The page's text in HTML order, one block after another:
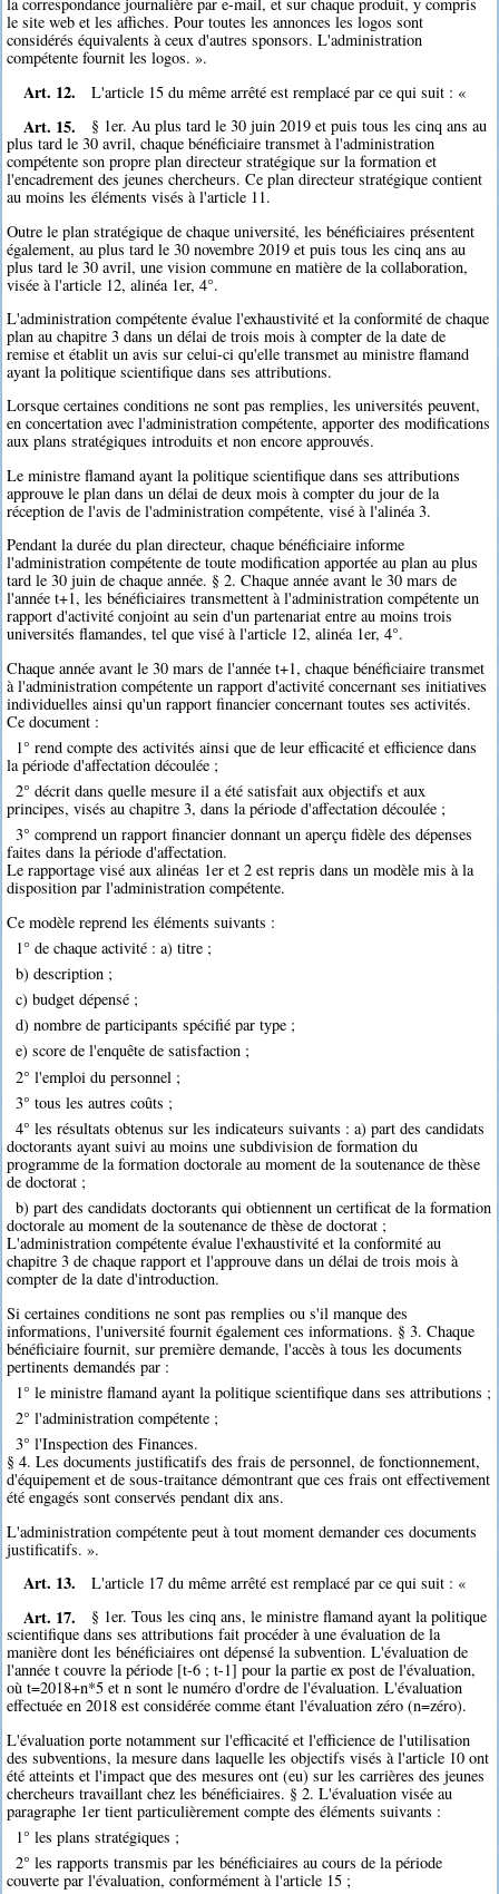
la correspondance journalière par e-mail, et sur chaque produit, y compris
le site web et les affiches. Pour toutes les annonces les logos sont
considérés équivalents à ceux d'autres sponsors. L'administration
compétente fournit les logos. ».
Art. 12. L'article 15 du même arrêté est remplacé par ce qui suit : «
Art. 15.
§ 1er. Au plus tard le 30 juin 2019 et puis tous les cinq ans au
plus tard le 30 avril, chaque bénéficiaire transmet à l'administration
compétente son propre plan directeur stratégique sur la formation et
l'encadrement des jeunes chercheurs. Ce plan directeur stratégique contient
au moins les éléments visés à l'article 11.
Outre le plan stratégique de chaque université, les bénéficiaires présentent
également, au plus tard le 30 novembre 2019 et puis tous les cinq ans au
plus tard le 30 avril, une vision commune en matière de la collaboration,
visée à l'article 12, alinéa 1er, 4°.
L'administration compétente évalue l'exhaustivité et la conformité de chaque
plan au chapitre 3 dans un délai de trois mois à compter de la date de
remise et établit un avis sur celui-ci qu'elle transmet au ministre flamand
ayant la politique scientifique dans ses attributions.
Lorsque certaines conditions ne sont pas remplies, les universités peuvent,
en concertation avec l'administration compétente, apporter des modifications
aux plans stratégiques introduits et non encore approuvés.
Le ministre flamand ayant la politique scientifique dans ses attributions
approuve le plan dans un délai de deux mois à compter du jour de la
réception de l'avis de l'administration compétente, visé à l'alinéa 3.
Pendant la durée du plan directeur, chaque bénéficiaire informe
l'administration compétente de toute modification apportée au plan au plus
tard le 30 juin de chaque année. § 2. Chaque année avant le 30 mars de
l'année t+1, les bénéficiaires transmettent à l'administration compétente un
rapport d'activité conjoint au sein d'un partenariat entre au moins trois
universités flamandes, tel que visé à l'article 12, alinéa 1er, 4°.
Chaque année avant le 30 mars de l'année t+1, chaque bénéficiaire transmet
à l'administration compétente un rapport d'activité concernant ses initiatives
individuelles ainsi qu'un rapport financier concernant toutes ses activités.
Ce document :
1° rend compte des activités ainsi que de leur efficacité et efficience dans
la période d'affectation découlée ;
2° décrit dans quelle mesure il a été satisfait aux objectifs et aux
principes, visés au chapitre 3, dans la période d'affectation découlée ;
3° comprend un rapport financier donnant un aperçu fidèle des dépenses
faites dans la période d'affectation.
Le rapportage visé aux alinéas 1er et 2 est repris dans un modèle mis à la
disposition par l'administration compétente.
Ce modèle reprend les éléments suivants :
1° de chaque activité : a) titre ;
b) description ;
c) budget dépensé ;
d) nombre de participants spécifié par type ;
e) score de l'enquête de satisfaction ;
2° l'emploi du personnel ;
3° tous les autres coûts ;
4° les résultats obtenus sur les indicateurs suivants : a) part des candidats
doctorants ayant suivi au moins une subdivision de formation du
programme de la formation doctorale au moment de la soutenance de thèse
de doctorat ;
b) part des candidats doctorants qui obtiennent un certificat de la formation
doctorale au moment de la soutenance de thèse de doctorat ;
L'administration compétente évalue l'exhaustivité et la conformité au
chapitre 3 de chaque rapport et l'approuve dans un délai de trois mois à
compter de la date d'introduction.
Si certaines conditions ne sont pas remplies ou s'il manque des
informations, l'université fournit également ces informations. § 3. Chaque
bénéficiaire fournit, sur première demande, l'accès à tous les documents
pertinents demandés par :
1° le ministre flamand ayant la politique scientifique dans ses attributions ;
2° l'administration compétente ;
3° l'Inspection des Finances.
§ 4. Les documents justificatifs des frais de personnel, de fonctionnement,
d'équipement et de sous-traitance démontrant que ces frais ont effectivement
été engagés sont conservés pendant dix ans.
L'administration compétente peut à tout moment demander ces documents
justificatifs. ».
Art. 13. L'article 17 du même arrêté est remplacé par ce qui suit : «
Art. 17.
§ 1er. Tous les cinq ans, le ministre flamand ayant la politique
scientifique dans ses attributions fait procéder à une évaluation de la
manière dont les bénéficiaires ont dépensé la subvention. L'évaluation de
l'année t couvre la période [t-6 ; t-1] pour la partie ex post de l'évaluation,
où t=2018+n*5 et n sont le numéro d'ordre de l'évaluation. L'évaluation
effectuée en 2018 est considérée comme étant l'évaluation zéro (n=zéro).
L'évaluation porte notamment sur l'efficacité et l'efficience de l'utilisation
des subventions, la mesure dans laquelle les objectifs visés à l'article 10 ont
été atteints et l'impact que des mesures ont (eu) sur les carrières des jeunes
chercheurs travaillant chez les bénéficiaires. § 2. L'évaluation visée au
paragraphe 1er tient particulièrement compte des éléments suivants :
1° les plans stratégiques ;
2° les rapports transmis par les bénéficiaires au cours de la période
couverte par l'évaluation, conformément à l'article 15 ;